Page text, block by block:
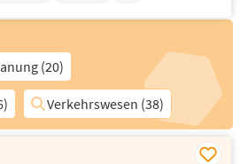
(20)
Verkehrswesen (38)